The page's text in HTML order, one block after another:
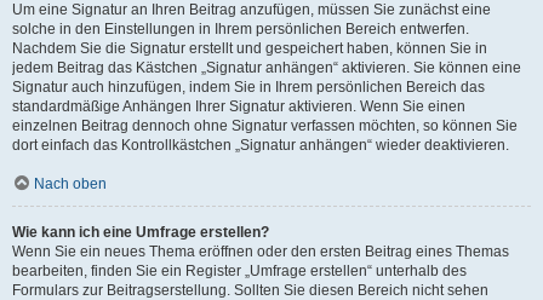
Um eine Signatur an Ihren Beitrag anzufügen, müssen Sie zunächst eine
solche in den Einstellungen in Ihrem persönlichen Bereich entwerfen.
Nachdem Sie die Signatur erstellt und gespeichert haben, können Sie in
jedem Beitrag das Kästchen „Signatur anhängen“ aktivieren. Sie können eine
Signatur auch hinzufügen, indem Sie in Ihrem persönlichen Bereich das
standardmäßige Anhängen Ihrer Signatur aktivieren. Wenn Sie einen
einzelnen Beitrag dennoch ohne Signatur verfassen möchten, so können Sie
dort einfach das Kontrollkästchen „Signatur anhängen“ wieder deaktivieren.
Nach oben
Wie kann ich eine Umfrage erstellen?
Wenn Sie ein neues Thema eröffnen oder den ersten Beitrag eines Themas
bearbeiten, finden Sie ein Register „Umfrage erstellen“ unterhalb des
Formulars zur Beitragserstellung. Sollten Sie diesen Bereich nicht sehen